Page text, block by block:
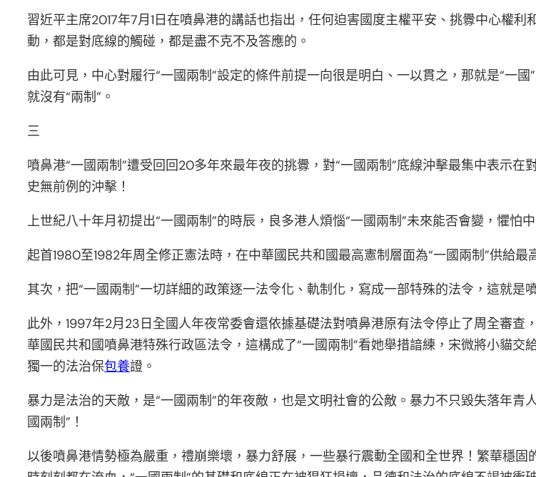
習近平主席2017年7月1日在噴鼻港的講話也指出，任何迫害國度主權平安、挑釁中心權
動，都是對底線的觸碰，都是盡不克不及答應的。
由此可見，中心對履行“一國兩制”設定的條件前提一向很是明白、一以貫之，那就是“一國
就沒有“兩制”。
三
噴鼻港“一國兩制”遭受回回20多年來最年夜的挑釁，對“一國兩制”底線沖擊最集中表示
史無前例的沖擊！
上世紀八十年月初提出“一國兩制”的時辰，良多港人煩惱“一國兩制”未來能否會變，懼怕
起首1980至1982年周全修正憲法時，在中華國民共和國最高憲制層面為“一國兩制”供給最
其次，把“一國兩制”一切詳細的政策逐一法令化、軌制化，寫成一部特殊的法令，這就是
此外，1997年2月23日全國人年夜常委會還依據基礎法對噴鼻港原有法令停止了周全審
華國民共和國噴鼻港特殊行政區法令，這構成了“一國兩制”看她舉措諳練，宋微將小貓
獨一的法治保包養證。
暴力是法治的天敵，是“一國兩制”的年夜敵，也是文明社會的公敵。暴力不只毀失落年
國兩制”！
以後噴鼻港情勢極為嚴重，禮崩樂壞，暴力舒展，一些暴行震動全國和全世界！繁華穩